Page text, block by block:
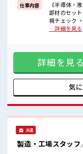
■職場の雰囲気
《20代～30代の男性
キレイ&空調完備でカ
休憩所/ロッカーあり！
仕事内容
《半導体・
部材のセッ
視チェック
23℃、湿度40～
ム寮をご用
もOK！ 現地
しの方も安心です♪ ＼おすすめポイント/
で室内の温
なく年間通
業や、 交替
囲気 《20代
イ&空調完備
…詳細を見る
詳細を見る
気
派遣
製造・工場スタッ